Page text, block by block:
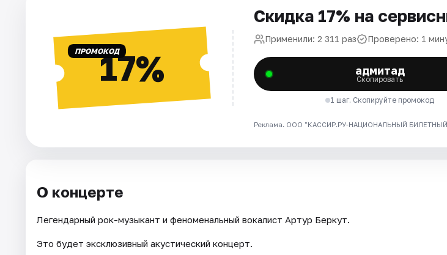
ПРОМОКОД17%
Скидка 17% на
Применили: 2 311 раз Проверено: 1
адмитад
Скопировать
1 шаг. Скопируйте промокод
Реклама. ООО "КАССИР.РУ-НАЦИОНАЛЬНЫЙ БИЛЕТНЫЙ
О концерте
Легендарный рок-музыкант и феноменальный вокалист Артур Беркут.
Это будет эксклюзивный акустический концерт.